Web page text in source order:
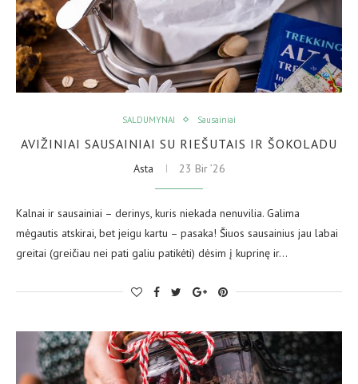
SALDUMYNAI Sausainiai
AVIŽINIAI SAUSAINIAI SU RIEŠUTAIS IR ŠOKOLADU
Asta 23 Bir ’26
Kalnai ir sausainiai – derinys, kuris niekada nenuvilia. Galima
mėgautis atskirai, bet jeigu kartu – pasaka! Šiuos sausainius jau labai
greitai (greičiau nei pati galiu patikėti) dėsim į kuprinę ir…